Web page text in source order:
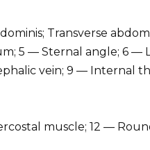
Transverse
5 — Sternal angle; 6 —
vein; 9 — Internal
muscle; 12 —